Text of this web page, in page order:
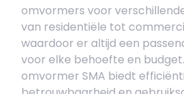
omvormers voor
van residentiële tot
waardoor er altijd een
voor elke behoefte en
omvormer SMA biedt